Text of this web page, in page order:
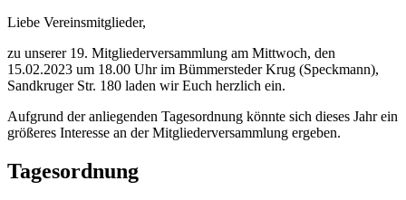
Liebe Vereinsmitglieder,
zu unserer 19. Mitgliederversammlung am Mittwoch, den
15.02.2023 um 18.00 Uhr im Bümmersteder Krug (Speckmann),
Sandkruger Str. 180 laden wir Euch herzlich ein.
Aufgrund der anliegenden Tagesordnung könnte sich dieses Jahr ein
größeres Interesse an der Mitgliederversammlung ergeben.
Tagesordnung